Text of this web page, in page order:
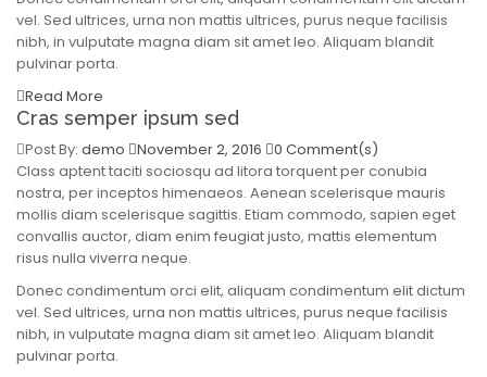
vel. Sed ultrices, urna non mattis ultrices, purus neque facilisis
nibh, in vulputate magna diam sit amet leo. Aliquam blandit
pulvinar porta.
Read More
Cras semper ipsum sed
Post By: demo November 2, 2016
0 Comment(s)
Class aptent taciti sociosqu ad litora torquent per conubia
nostra, per inceptos himenaeos. Aenean scelerisque mauris
mollis diam scelerisque sagittis. Etiam commodo, sapien eget
convallis auctor, diam enim feugiat justo, mattis elementum
risus nulla viverra neque.
Donec condimentum orci elit, aliquam condimentum elit dictum
vel. Sed ultrices, urna non mattis ultrices, purus neque facilisis
nibh, in vulputate magna diam sit amet leo. Aliquam blandit
pulvinar porta.